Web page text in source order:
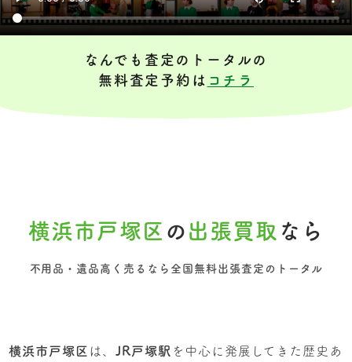
なんでも査定のトータルの
無料査定予約は コチラ
横浜市戸塚区 の 出張買取 なら
不用品・遺品高く売るなら全国無料出張査定のトータル
横浜市戸塚区 は、 JR戸塚駅 を中心に発展してきた歴史あ